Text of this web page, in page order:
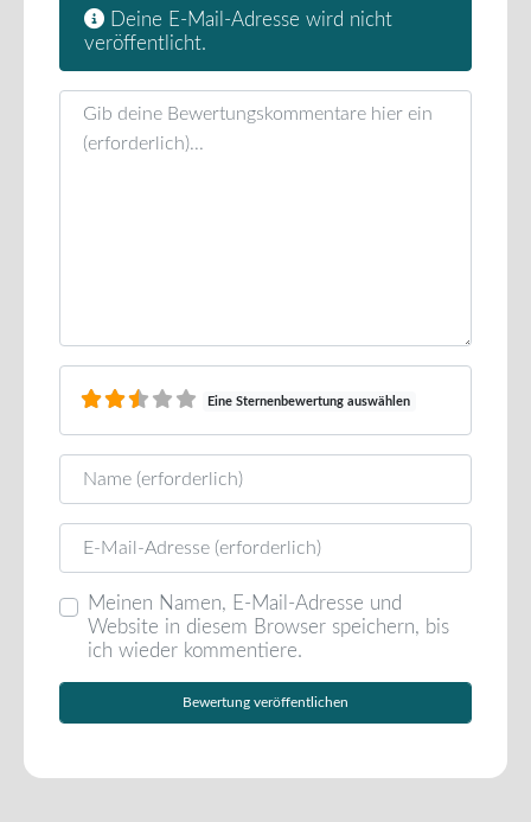
Deine E-Mail-Adresse wird nicht
veröffentlicht.
Rezensionstext
Eine Sternenbewertung auswählen
Name
E-Mail
Meinen Namen, E-Mail-Adresse und
Website in diesem Browser speichern, bis
ich wieder kommentiere.